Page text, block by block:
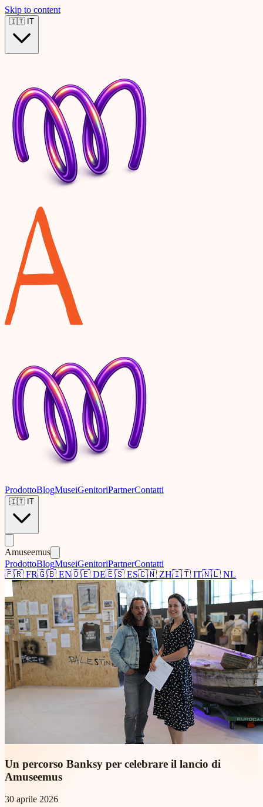
Skip to content
🇮🇹 IT
ProdottoBlogMuseiGenitoriPartnerContatti
🇮🇹 IT
Amuseemus
ProdottoBlogMuseiGenitoriPartnerContatti
🇫🇷 FR🇬🇧 EN🇩🇪 DE🇪🇸 ES🇨🇳 ZH🇮🇹 IT🇳🇱 NL
Un percorso Banksy per celebrare il lancio di
Amuseemus
30 aprile 2026